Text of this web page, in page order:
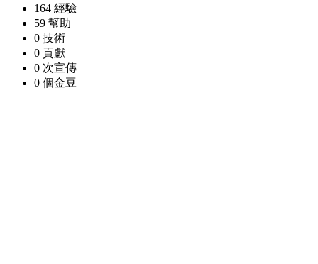
164 經驗
59 幫助
0 技術
0 貢獻
0 次宣傳
0 個金豆